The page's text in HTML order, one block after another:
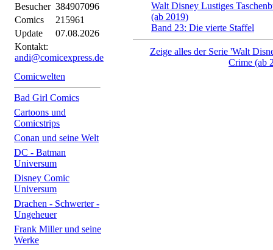
Besucher 384907096
Comics
215961
Update
07.08.2026
Kontakt:
andi@comicexpress.de
Comicwelten
Bad Girl Comics
Cartoons und
Comicstrips
Conan und seine Welt
DC - Batman
Universum
Disney Comic
Universum
Drachen - Schwerter -
Ungeheuer
Frank Miller und seine
Werke
Walt Disney Lustiges
(ab 2019)
Band 23: Die vierte Staffel
Zeige alles der Serie 'Walt
Crime (ab